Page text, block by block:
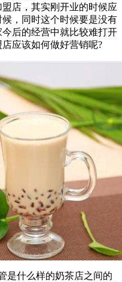
店，其实刚开业的时候应
，同时这个时候要是没有
后的经营中就比较难打开
应该如何做好营销呢?
什么样的奶茶店之间的